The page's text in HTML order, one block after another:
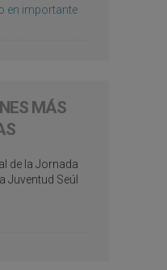
en importante
MÁS
de la Jornada
Juventud Seúl